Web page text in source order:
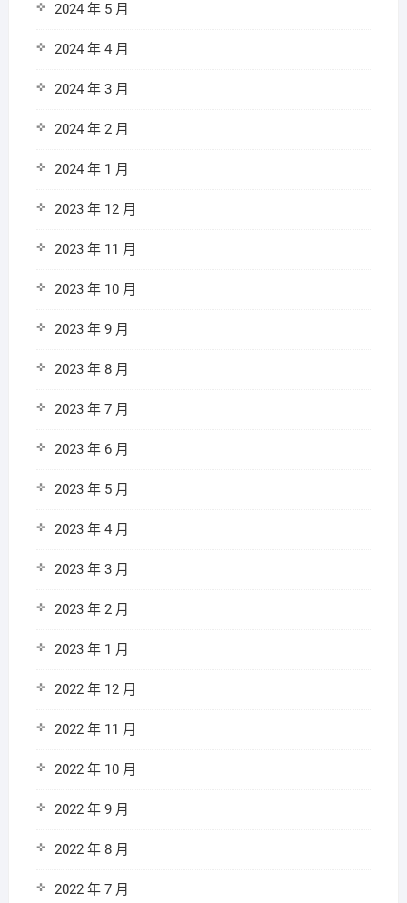
2024 年 5 月
2024 年 4 月
2024 年 3 月
2024 年 2 月
2024 年 1 月
2023 年 12 月
2023 年 11 月
2023 年 10 月
2023 年 9 月
2023 年 8 月
2023 年 7 月
2023 年 6 月
2023 年 5 月
2023 年 4 月
2023 年 3 月
2023 年 2 月
2023 年 1 月
2022 年 12 月
2022 年 11 月
2022 年 10 月
2022 年 9 月
2022 年 8 月
2022 年 7 月